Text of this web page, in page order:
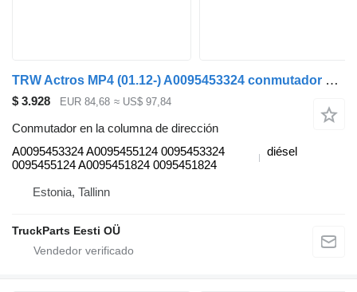
TRW Actros MP4 (01.12-) A0095453324 conmutador en la columna de dirección para Mercedes-Benz Actros MP4 Antos Arocs (2012-) cabeza tractora
$ 3.928 EUR 84,68 ≈ US$ 97,84
Conmutador en la columna de dirección
A0095453324 A0095455124 0095453324
0095455124 A0095451824 0095451824
diésel
Estonia, Tallinn
TruckParts Eesti OÜ